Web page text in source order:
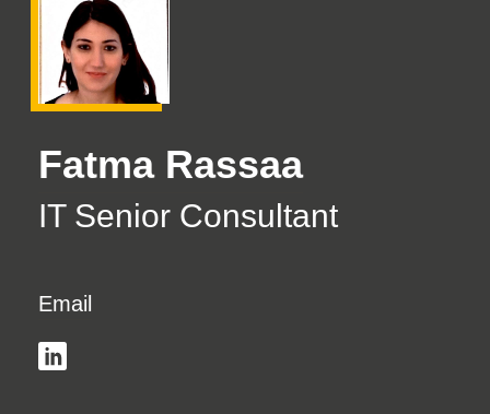
Fatma Rassaa
IT Senior Consultant
Email